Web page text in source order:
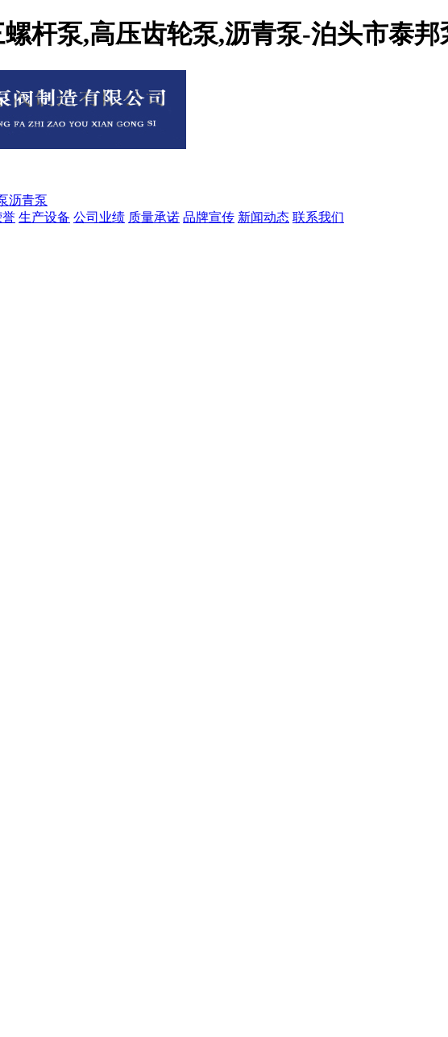
杆泵,高压齿轮泵,沥青泵-泊头市泰邦
沥青泵
誉 生产设备 公司业绩 质量承诺 品牌宣传 新闻动态 联系我们